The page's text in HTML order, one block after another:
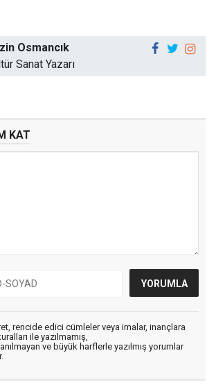
Osmancık
Sanat Yazarı
KAT
rencide edici cümleler veya imalar, inançlara
ile yazılmamış,
ve büyük harflerle yazılmış yorumlar